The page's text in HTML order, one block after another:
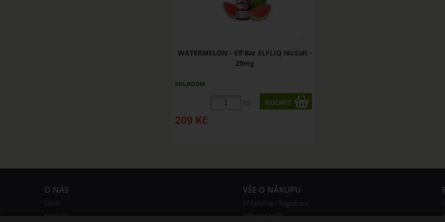
WATERMELON - Elf Bar ELFLIQ NicSalt -
20mg
SKLADEM
ks
209 Kč
O NÁS
Úvod
Kontakty
VŠE O NÁKUPU
Přihlásit se / Registrace
Nákupní košík